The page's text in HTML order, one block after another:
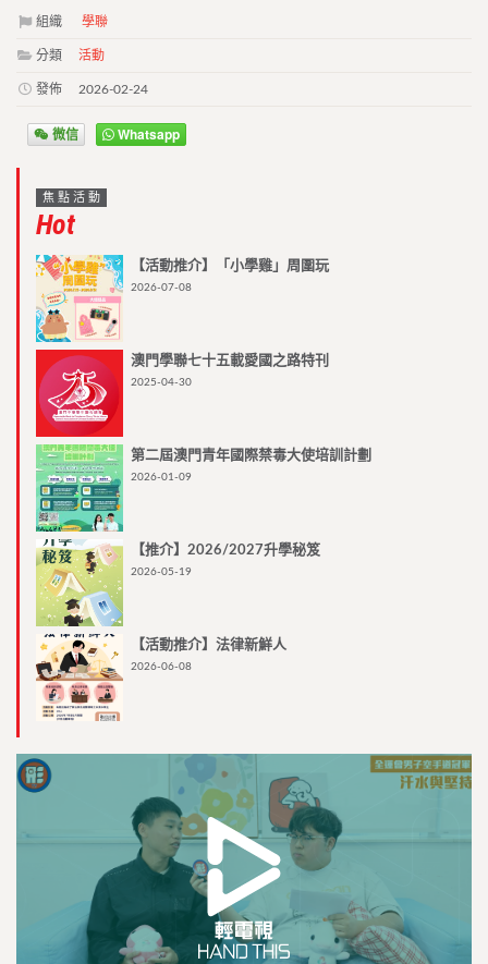
組織 學聯
分類 活動
發佈 2026-02-24
微信 Whatsapp
焦點活動
Hot
【活動推介】「小學雞」周圍玩
2026-07-08
澳門學聯七十五載愛國之路特刊
2025-04-30
第二屆澳門青年國際禁毒大使培訓計劃
2026-01-09
【推介】2026/2027升學秘笈
2026-05-19
【活動推介】法律新鮮人
2026-06-08